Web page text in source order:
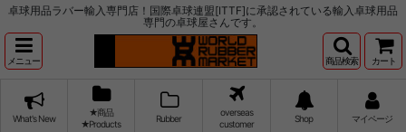
卓球用品ラバー輸入専門店！国際卓球連盟[ITTF]に承認されている輸入卓球用品
専門の卓球屋さんです。
メニュー 商品検索 カート
What's New
★商品
★Products
Rubber
overseas
customer
Shop マイページ